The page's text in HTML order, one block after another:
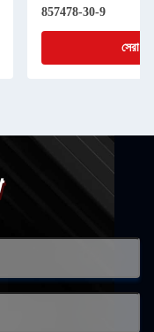
857478-30-9
সেরা